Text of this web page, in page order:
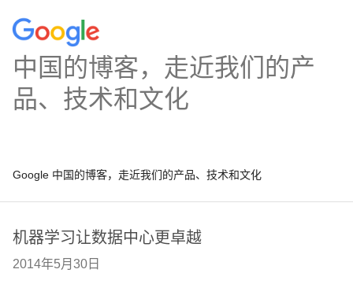
中国的博客，走近我们的产
品、技术和文化
Google 中国的博客，走近我们的产品、技术和文化
机器学习让数据中心更卓越
2014年5月30日